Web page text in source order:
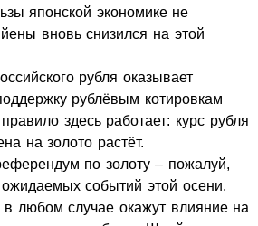
японской экономике не
вновь снизился на этой
рубля оказывает
рублёвым котировкам
здесь работает: курс рубля
на золото растёт.
по золоту – пожалуй,
событий этой осени.
в любом случае окажут влияние на